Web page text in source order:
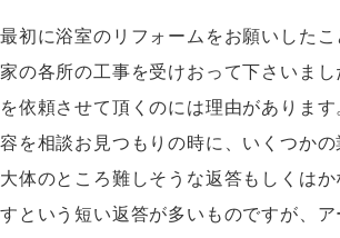
最初に浴室のリフォームをお願いしたこ
家の各所の工事を受けおって下さいま
を依頼させて頂くのには理由がありま
容を相談お見つもりの時に、いくつかの
大体のところ難しそうな返答もしくはか
すという短い返答が多いものですが、